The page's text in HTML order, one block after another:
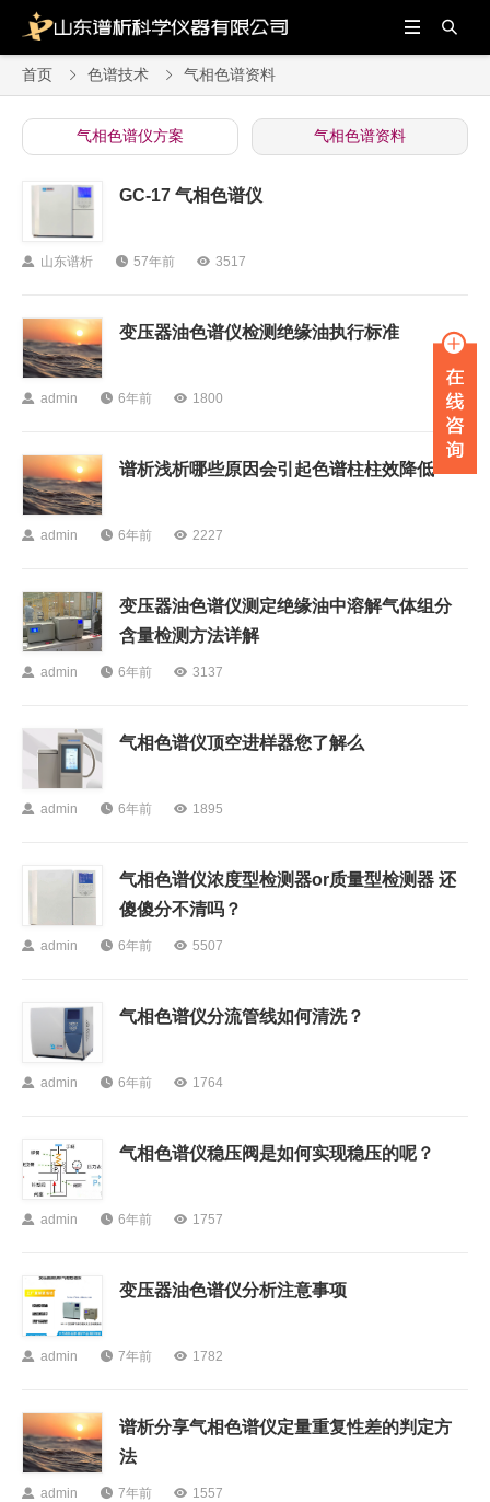


首页  色谱技术  气相色谱资料
气相色谱仪方案 气相色谱资料
GC-17 气相色谱仪
 山东谱析  57年前  3517
变压器油色谱仪检测绝缘油执行标准
 admin  6年前  1800
谱析浅析哪些原因会引起色谱柱柱效降低
 admin  6年前  2227
变压器油色谱仪测定绝缘油中溶解气体组分
含量检测方法详解
 admin  6年前  3137
气相色谱仪顶空进样器您了解么
 admin  6年前  1895
气相色谱仪浓度型检测器or质量型检测器 还
傻傻分不清吗？
 admin  6年前  5507
气相色谱仪分流管线如何清洗？
 admin  6年前  1764
气相色谱仪稳压阀是如何实现稳压的呢？
 admin  6年前  1757
变压器油色谱仪分析注意事项
 admin  7年前  1782
谱析分享气相色谱仪定量重复性差的判定方
法
 admin  7年前  1557